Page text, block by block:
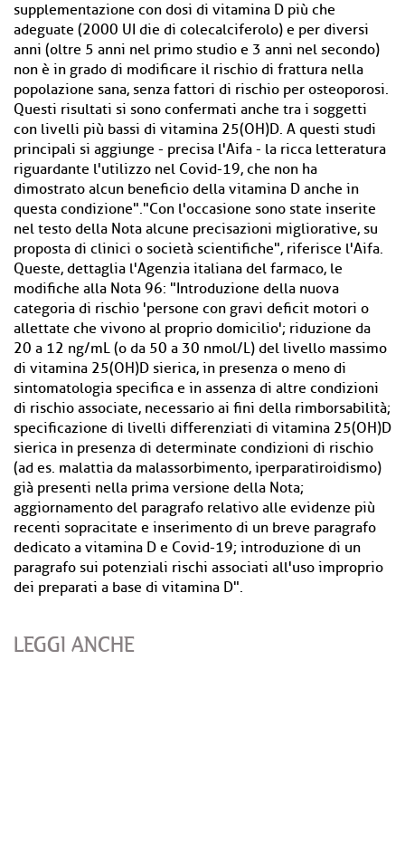
supplementazione con dosi di vitamina D più che
adeguate (2000 UI die di colecalciferolo) e per diversi
anni (oltre 5 anni nel primo studio e 3 anni nel secondo)
non è in grado di modificare il rischio di frattura nella
popolazione sana, senza fattori di rischio per osteoporosi.
Questi risultati si sono confermati anche tra i soggetti
con livelli più bassi di vitamina 25(OH)D. A questi studi
principali si aggiunge - precisa l'Aifa - la ricca letteratura
riguardante l'utilizzo nel Covid-19, che non ha
dimostrato alcun beneficio della vitamina D anche in
questa condizione"."Con l'occasione sono state inserite
nel testo della Nota alcune precisazioni migliorative, su
proposta di clinici o società scientifiche", riferisce l'Aifa.
Queste, dettaglia l'Agenzia italiana del farmaco, le
modifiche alla Nota 96: "Introduzione della nuova
categoria di rischio 'persone con gravi deficit motori o
allettate che vivono al proprio domicilio'; riduzione da
20 a 12 ng/mL (o da 50 a 30 nmol/L) del livello massimo
di vitamina 25(OH)D sierica, in presenza o meno di
sintomatologia specifica e in assenza di altre condizioni
di rischio associate, necessario ai fini della rimborsabilità;
specificazione di livelli differenziati di vitamina 25(OH)D
sierica in presenza di determinate condizioni di rischio
(ad es. malattia da malassorbimento, iperparatiroidismo)
già presenti nella prima versione della Nota;
aggiornamento del paragrafo relativo alle evidenze più
recenti sopracitate e inserimento di un breve paragrafo
dedicato a vitamina D e Covid-19; introduzione di un
paragrafo sui potenziali rischi associati all'uso improprio
dei preparati a base di vitamina D".
LEGGI ANCHE